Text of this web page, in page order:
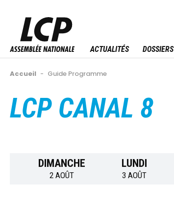
contenu
principal
ACTUALITÉS DOSSIERS
Fil
Accueil - Guide Programme
Back
LCP CANAL 8
DIMANCHE
2 AOÛT
LUNDI
3 AOÛT